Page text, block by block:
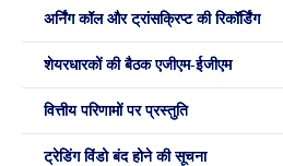
अर्निंग कॉल और ट्रांसक्रिप्ट की रिकॉर्डिंग
शेयरधारकों की बैठक एजीएम-ईजीएम
वित्तीय परिणामों पर प्रस्तुति
ट्रेडिंग विंडो बंद होने की सूचना